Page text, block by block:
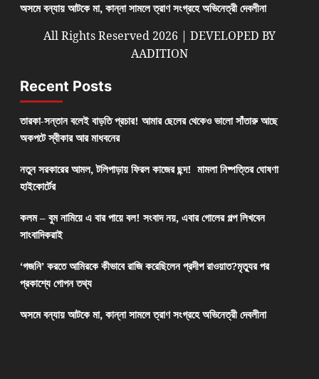
অসমে বন্যায় আটকে মা, কান্না সামলে ত্রাণ সংগ্রহে অভিনেত্রী দেবলীনা
All Rights Reserved 2026 | DEVELOPED BY
AADITION
Recent Posts
তারকা-সন্তান বলেই বাড়তি প্রচার! আমার ছেলের থেকেও ভালো সাঁতারু আছে
অকপটে স্বীকার আর মাধবনের
নতুন সরকারের আমল, টলিপাড়ায় ফিরল কাজের ছন্দ! মামলা নিষ্পত্তির ঘোষণা
হাইকোর্টের
কলম – বুম নামিয়ে এ বার পায়ে বল! সংবাদ নয়, এবার গোলের গল্প লিখবেন
সাংবাদিকরাই
‘গজনি’ করতে আমিরকে কীভাবে রাজি করেছিলেন প্রদীপ রাওয়াত?মৃত্যুর পর
প্রকাশ্যে গোপন তথ্য
অসমে বন্যায় আটকে মা, কান্না সামলে ত্রাণ সংগ্রহে অভিনেত্রী দেবলীনা